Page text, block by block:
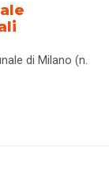
di Milano (n.